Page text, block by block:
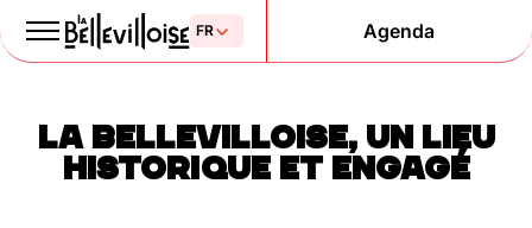
Le Paris
de la liberté
Agenda
LA BELLEVILLOISE, UN LIEU
HISTORIQUE ET ENGAGÉ